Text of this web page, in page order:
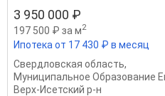
3 950 000 ₽
197 500 ₽ за м2
Ипотека от 17 430 ₽ в месяц
Свердловская область,
Муниципальное Образование
Верх-Исетский р-н